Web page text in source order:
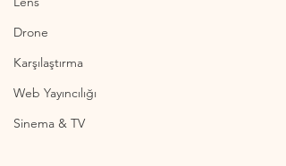
Drone
Karşılaştırma
Web Yayıncılığı
Sinema & TV